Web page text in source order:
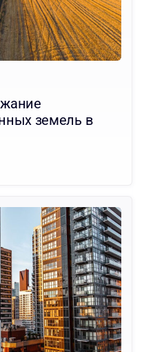
земель в